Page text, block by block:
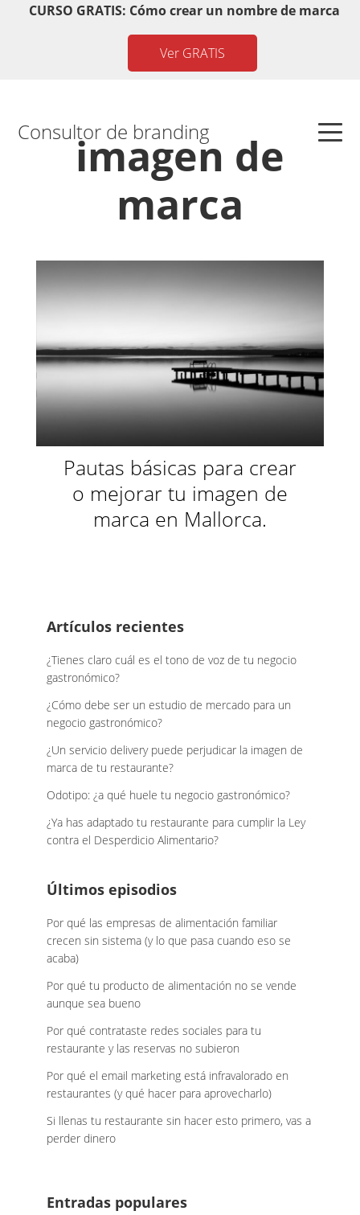
Saltar
Saltar
Saltar
principal
SaltarCURSO GRATIS: Cómo crear un nombre de marca
Ver GRATIS
Consultor de branding
imagen de
marca
Pautas básicas para crear
o mejorar tu imagen de
marca en Mallorca.
Footer
Artículos recientes
¿Tienes claro cuál es el tono de voz de tu negocio
gastronómico?
¿Cómo debe ser un estudio de mercado para un
negocio gastronómico?
¿Un servicio delivery puede perjudicar la imagen de
marca de tu restaurante?
Odotipo: ¿a qué huele tu negocio gastronómico?
¿Ya has adaptado tu restaurante para cumplir la Ley
contra el Desperdicio Alimentario?
Últimos episodios
Por qué las empresas de alimentación familiar
crecen sin sistema (y lo que pasa cuando eso se
acaba)
Por qué tu producto de alimentación no se vende
aunque sea bueno
Por qué contrataste redes sociales para tu
restaurante y las reservas no subieron
Por qué el email marketing está infravalorado en
restaurantes (y qué hacer para aprovecharlo)
Si llenas tu restaurante sin hacer esto primero, vas a
perder dinero
Entradas populares